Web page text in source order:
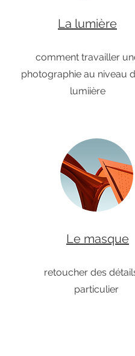
La lumière
comment travailler
photographie au niveau
lumiière
Le masque
retoucher des
particulier